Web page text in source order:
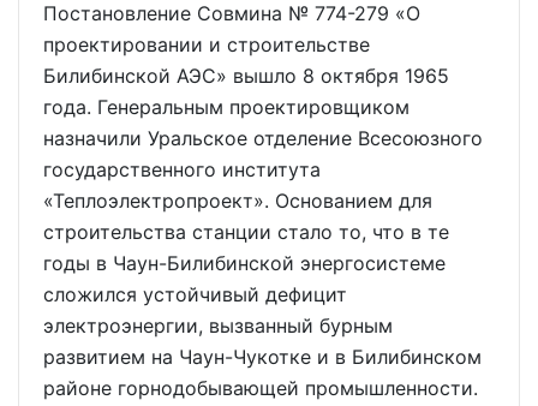
Постановление Совмина № 774-279 «О
проектировании и строительстве
Билибинской АЭС» вышло 8 октября 1965
года. Генеральным проектировщиком
назначили Уральское отделение Всесоюзного
государственного института
«Теплоэлектропроект». Основанием для
строительства станции стало то, что в те
годы в Чаун-Билибинской энергосистеме
сложился устойчивый дефицит
электроэнергии, вызванный бурным
развитием на Чаун-Чукотке и в Билибинском
районе горнодобывающей промышленности.